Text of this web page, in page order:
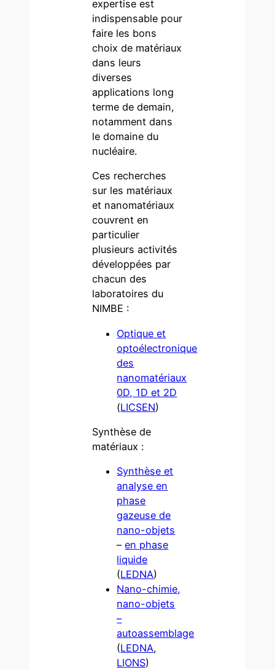
expertise est
indispensable pour
faire les bons
choix de matériaux
dans leurs
diverses
applications long
terme de demain,
notamment dans
le domaine du
nucléaire.
Ces recherches
sur les matériaux
et nanomatériaux
couvrent en
particulier
plusieurs activités
développées par
chacun des
laboratoires du
NIMBE :
Optique et
optoélectronique
des
nanomatériaux
0D, 1D et 2D
(LICSEN)
Synthèse de
matériaux :
Synthèse et
analyse en
phase
gazeuse de
nano-objets
–en phase
liquide
(LEDNA)
Nano-chimie,
nano-objets
–
autoassemblage
(LEDNA,
LIONS)